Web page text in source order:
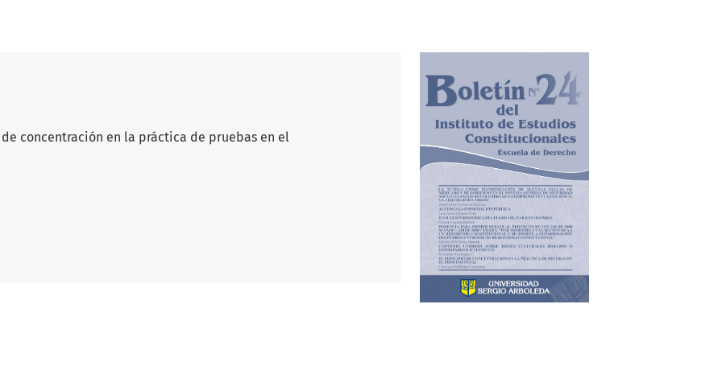
concentración en la práctica de pruebas en el